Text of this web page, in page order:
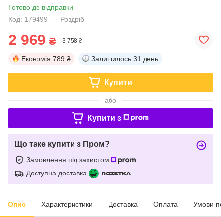
Готово до відправки
Код: 179499
Роздріб
2 969 ₴ 3 758 ₴
Економія 789 ₴ Залишилось 31 день
Купити
або
Купити з
Що таке купити з Пром?
Замовлення під захистом
Доступна доставка
Опис Характеристики Доставка Оплата Умови